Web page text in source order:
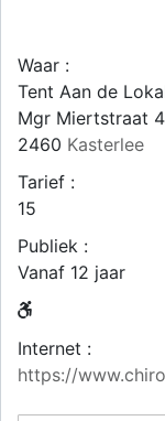
Waar :
Tent Aan de
Mgr Miertstraat
2460 Kasterlee
Tarief :
15
Publiek :
Vanaf 12 jaar
Internet :
https://